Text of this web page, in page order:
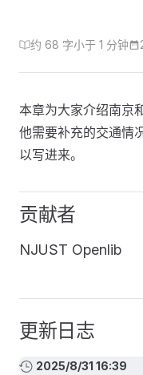
约 68 字小于 1 分钟
本章为大家介绍南京
他需要补充的交通情
以写进来。
贡献者
NJUST Openlib
更新日志
2025/8/31 16:39